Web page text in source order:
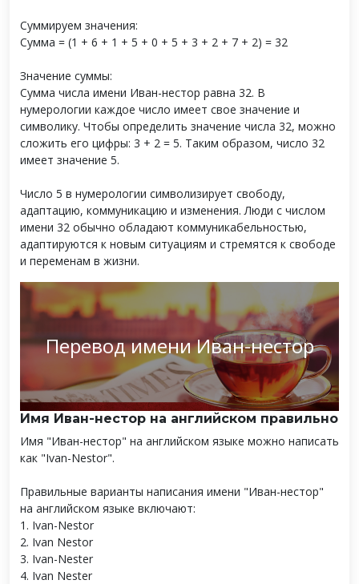
Суммируем значения:
Сумма = (1 + 6 + 1 + 5 + 0 + 5 + 3 + 2 + 7 + 2) = 32
Значение суммы:
Сумма числа имени Иван-нестор равна 32. В
нумерологии каждое число имеет свое значение и
символику. Чтобы определить значение числа 32, можно
сложить его цифры: 3 + 2 = 5. Таким образом, число 32
имеет значение 5.
Число 5 в нумерологии символизирует свободу,
адаптацию, коммуникацию и изменения. Люди с числом
имени 32 обычно обладают коммуникабельностью,
адаптируются к новым ситуациям и стремятся к свободе
и переменам в жизни.
Перевод имени Иван-нестор
Имя Иван-нестор на английском правильно
Имя "Иван-нестор" на английском языке можно написать
как "Ivan-Nestor".
Правильные варианты написания имени "Иван-нестор"
на английском языке включают:
1. Ivan-Nestor
2. Ivan Nestor
3. Ivan-Nester
4. Ivan Nester